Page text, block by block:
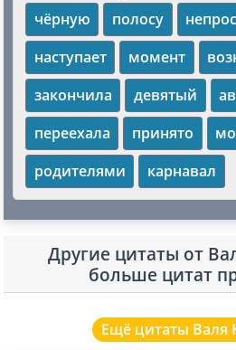
чёрную
полосу
наступает
момент
закончила
девятый
переехала
принято
родителями
карнавал
Другие цитаты от
больше цитат
Ещё цитаты Валя